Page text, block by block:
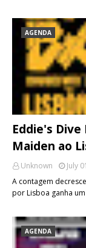
AGENDA
Eddie's
Maiden ao
Unknown
July
A contagem
por Lisboa ganha
AGENDA